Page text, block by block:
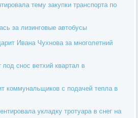
тему закупки транспорта по
за лизинговые автобусы
Ивана Чухнова за многолетний
снос ветхий квартал в
коммунальщиков с подачей тепла в
укладку тротуара в снег на